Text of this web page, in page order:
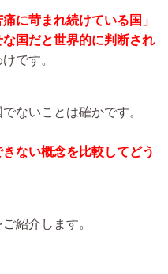
に苛まれ続けている国」
国だと世界的に判断され
けです。
ないことは確かです。
ない概念を比較してどう
紹介します。